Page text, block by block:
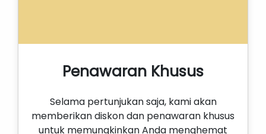
Penawaran Khusus
Selama pertunjukan saja, kami akan
memberikan diskon dan penawaran khusus
untuk memungkinkan Anda menghemat